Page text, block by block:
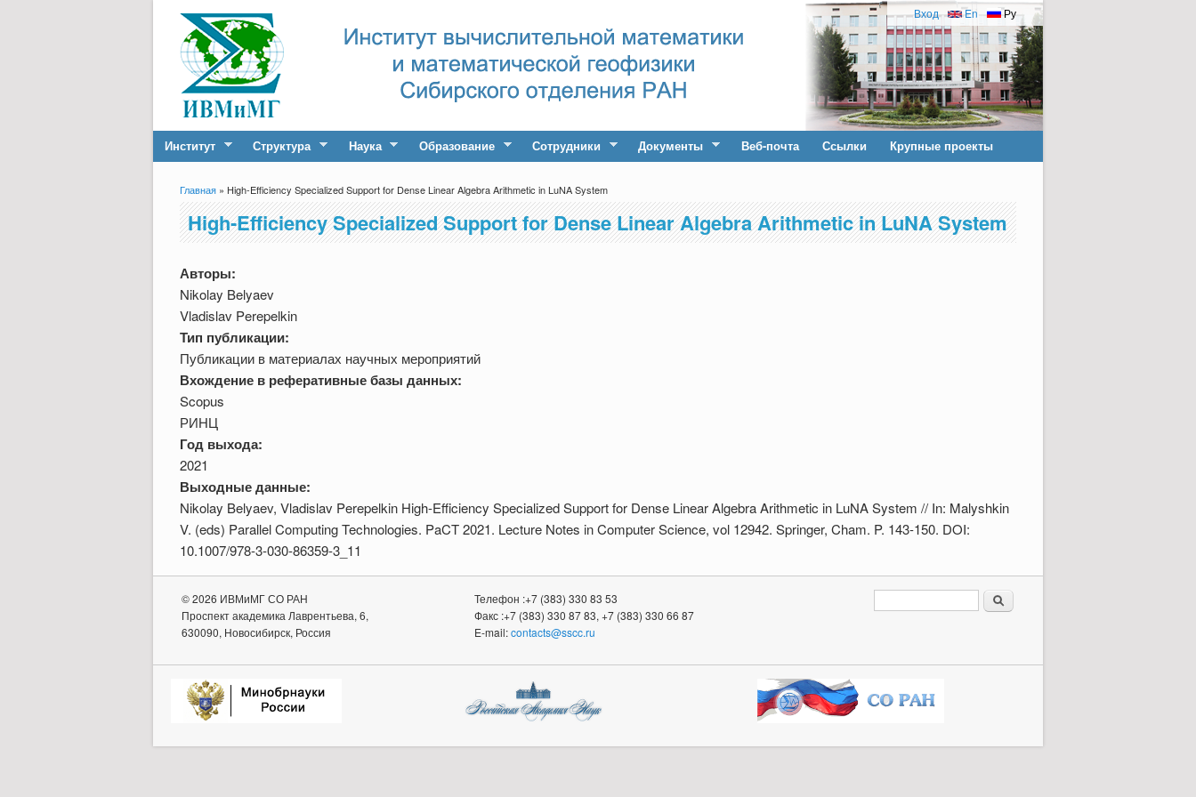
Ру
En
Вход
Институт Структура Наука Образование Сотрудники Документы Веб-почта Ссылки Крупные проекты
Вы здесь
Главная » High-Efficiency Specialized Support for Dense Linear Algebra Arithmetic in LuNA System
High-Efficiency Specialized Support for Dense Linear Algebra Arithmetic in LuNA System
Авторы:
Nikolay Belyaev
Vladislav Perepelkin
Тип публикации:
Публикации в материалах научных мероприятий
Вхождение в реферативные базы данных:
Scopus
РИНЦ
Год выхода:
2021
Выходные данные:
Nikolay Belyaev, Vladislav Perepelkin High-Efficiency Specialized Support for Dense Linear Algebra Arithmetic in LuNA System // In: Malyshkin
V. (eds) Parallel Computing Technologies. PaCT 2021. Lecture Notes in Computer Science, vol 12942. Springer, Cham. P. 143-150. DOI:
10.1007/978-3-030-86359-3_11
© 2026 ИВМиМГ СО РАН
Проспект академика Лаврентьева, 6,
630090, Новосибирск, Россия
Телефон :+7 (383) 330 83 53
Факс :+7 (383) 330 87 83, +7 (383) 330 66 87
E-mail:contacts@sscc.ru
Форма поиска